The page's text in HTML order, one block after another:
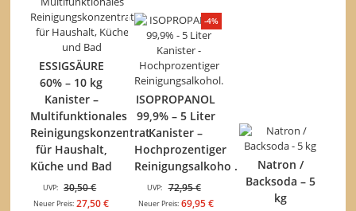
ESSIGSÄURE
60% – 10 kg
Kanister –
Multifunktionales
Reinigungskonzentrat
für Haushalt,
Küche und Bad
UVP: 30,50€Ursprünglicher
Preis
Neuer Preis: 27,50€Aktueller
-4%
ISOPROPANOL
99,9% – 5 Liter
Kanister –
Hochprozentiger
Reinigungsalkohol.
UVP: 72,95€Ursprünglicher
Preis
Neuer Preis: 69,95€Aktueller
Natron /
Backsoda – 5
kg